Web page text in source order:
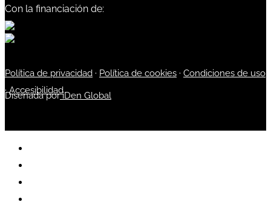
Con la financiación de:
Política de privacidad · Política de cookies · Condiciones de uso
·Accesibilidad
Diseñada poriDen Global